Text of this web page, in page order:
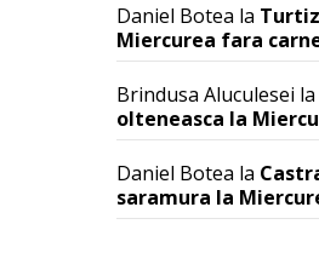
Daniel Botea la
Miercurea fara
Brindusa Aluculesei la
olteneasca la
Daniel Botea la
saramura la